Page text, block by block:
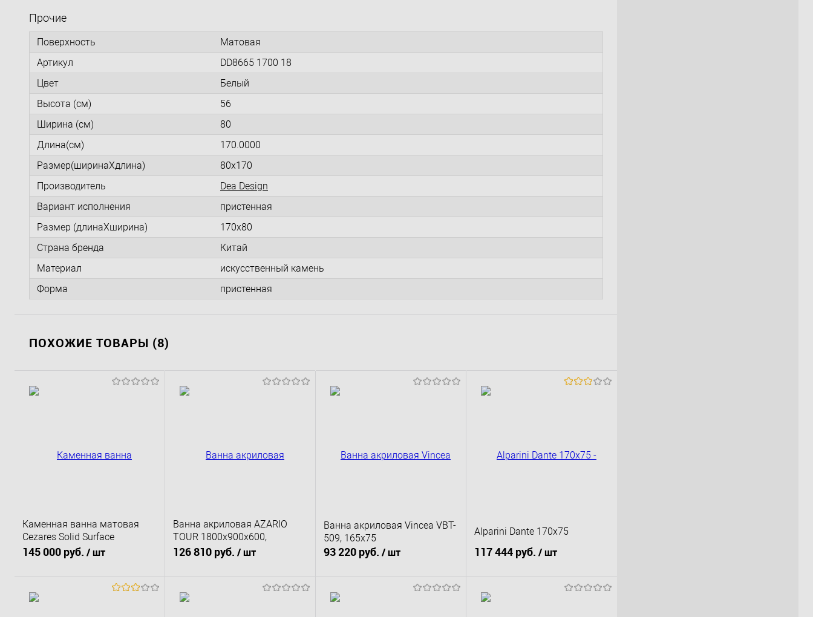
Прочие
Поверхность
Матовая
Артикул
DD8665 1700 18
Цвет
Белый
Высота (см)
56
Ширина (см)
80
Длина(см)
170.0000
Размер(ширинаXдлина)
80x170
Производитель
Dea Design
Вариант исполнения
пристенная
Размер (длинаXширина)
170x80
Страна бренда
Китай
Материал
искусственный камень
Форма
пристенная
ПОХОЖИЕ ТОВАРЫ (8)
Каменная ванна матовая
Cezares Solid Surface
BelBagno 170x80
145 000 руб. / шт
Ванна акриловая AZARIO
TOUR 1800x900x600,
свободностоящая, в
комплекте с сифоном и
126 810 руб. / шт
Ванна акриловая Vincea VBT-
509, 165x75
93 220 руб. / шт
Alparini Dante 170x75
117 444 руб. / шт